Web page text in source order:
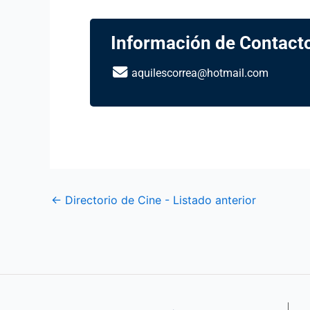
Información de
aquilescorrea@hotmail.com
← Directorio de Cine - Listado anterior